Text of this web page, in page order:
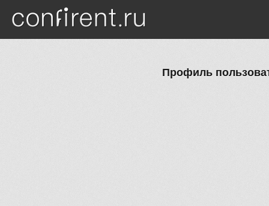
Перейти к основному содержанию
Профиль